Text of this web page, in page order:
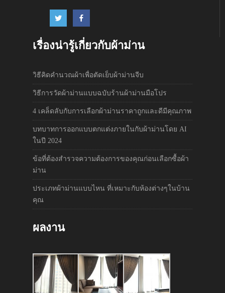
เรื่องน่ารู้เกี่ยวกับผ้าม่าน
วิธีคิดคำนวณผ้าเพื่อตัดเย็บผ้าม่านจีบ
วิธีการวัดผ้าม่านแบบฉบับร้านผ้าม่านมือโปร
4 เคล็ดลับกับการเลือกผ้าม่านราคาถูกและดีมีคุณภาพ
บทบาทการออกแบบตกแต่งภายในกับผ้าม่านโดย AI
ในปี 2024
ข้อที่ต้องสำรวจความต้องการของคุณก่อนเลือกซื้อผ้า
ม่าน
ประเภทผ้าม่านแบบไหน ที่เหมาะกับห้องต่างๆในบ้าน
คุณ
ผลงาน